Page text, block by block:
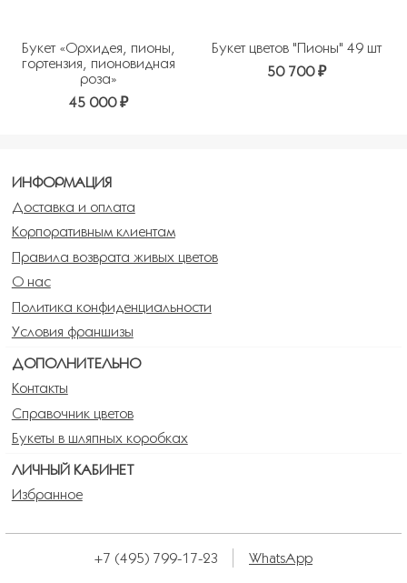
Снежноягодник
Суккуленты
Сухоцветы
Трахелиум
Тысячелистник
Целозия
Букет «Орхидея, пионы,
гортензия, пионовидная
роза»
45 000 ₽
Букет цветов "Пионы" 49 шт
50 700 ₽
ИНФОРМАЦИЯ
Доставка и оплата
Корпоративным клиентам
Правила возврата живых цветов
О нас
Политика конфиденциальности
Условия франшизы
ДОПОЛНИТЕЛЬНО
Контакты
Справочник цветов
Букеты в шляпных коробках
ЛИЧНЫЙ КАБИНЕТ
Избранное
+7 (495) 799-17-23 WhatsApp